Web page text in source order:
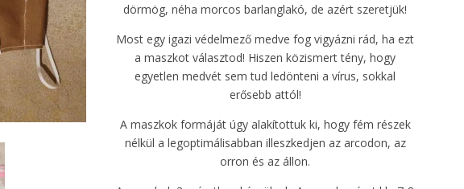
dörmög, néha morcos barlanglakó, de azért szeretjük!
Most egy igazi védelmező medve fog vigyázni rád, ha ezt
a maszkot választod! Hiszen közismert tény, hogy
egyetlen medvét sem tud ledönteni a vírus, sokkal
erősebb attól!
A maszkok formáját úgy alakítottuk ki, hogy fém részek
nélkül a legoptimálisabban illeszkedjen az arcodon, az
orron és az állon.